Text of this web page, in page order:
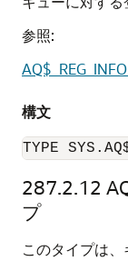
参照:
構文
TYPE
287.2.12
プ
このタイプは